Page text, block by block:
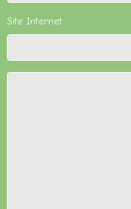
Site Internet